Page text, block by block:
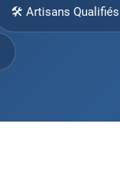
🛠 Artisans Qualifiés